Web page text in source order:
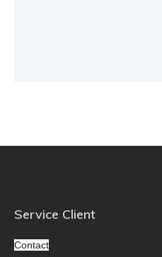
Service Client
Contact